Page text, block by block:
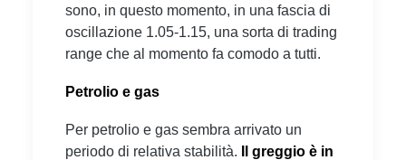
sono, in questo momento, in una fascia di
oscillazione 1.05-1.15, una sorta di trading
range che al momento fa comodo a tutti.
Petrolio e gas
Per petrolio e gas sembra arrivato un
periodo di relativa stabilità.
Il greggio è in